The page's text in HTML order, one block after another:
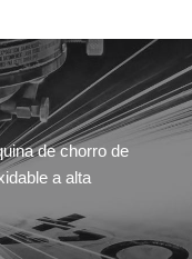
de chorro de
a alta